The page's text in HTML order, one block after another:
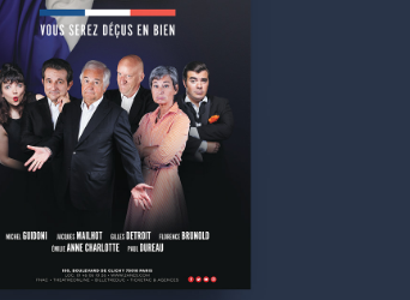
2 ANES
Photo & design graphique